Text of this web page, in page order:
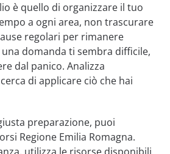
è quello di organizzare il tuo
a ogni area, non trascurare
regolari per rimanere
domanda ti sembra difficile,
dal panico. Analizza
di applicare ciò che hai
preparazione, puoi
Regione Emilia Romagna.